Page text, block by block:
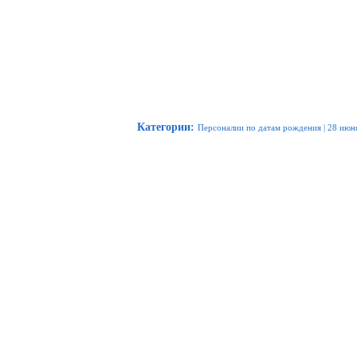
Категории: Персоналии по датам рождения | 28